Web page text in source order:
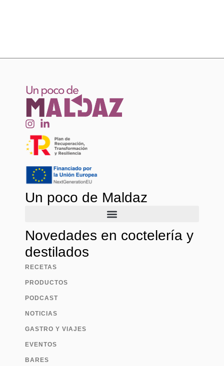
Un poco de Maldaz
Novedades en coctelería y
destilados
RECETAS
PRODUCTOS
PODCAST
NOTICIAS
GASTRO Y VIAJES
EVENTOS
BARES